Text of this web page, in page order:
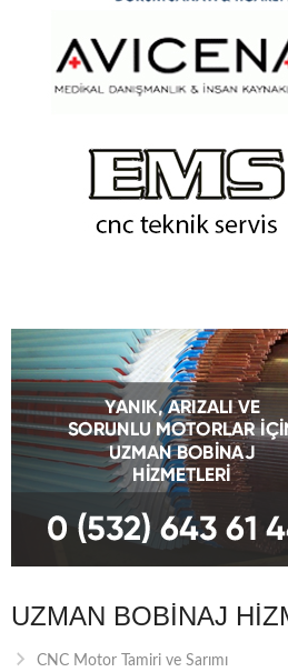
UZMAN BOBINAJ
CNC Motor Tamiri ve Sarımı